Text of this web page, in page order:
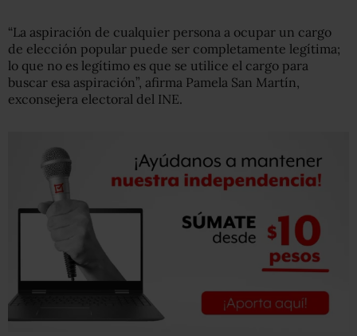
“La aspiración de cualquier persona a ocupar un cargo
de elección popular puede ser completamente legítima;
lo que no es legítimo es que se utilice el cargo para
buscar esa aspiración”, afirma Pamela San Martín,
exconsejera electoral del INE.